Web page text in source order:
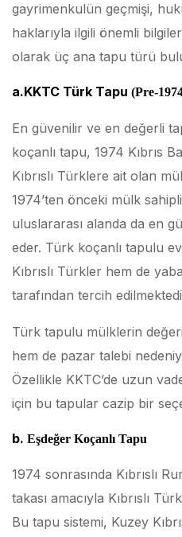
gayrimenkulün geçmişi,
haklarıyla ilgili önemli
olarak üç ana tapu türü
a.KKTC Türk Tapu (Pre-
En güvenilir ve en değerli
koçanlı tapu, 1974 Kıbrıs
Kıbrıslı Türklere ait olan
1974’ten önceki mülk
uluslararası alanda da en
eder. Türk koçanlı tapulu
Kıbrıslı Türkler hem de
tarafından tercih
Türk tapulu mülklerin
hem de pazar talebi
Özellikle KKTC’de uzun
için bu tapular cazip bir
b. Eşdeğer Koçanlı Tapu
1974 sonrasında Kıbrıslı
takası amacıyla Kıbrıslı
Bu tapu sistemi, Kuzey